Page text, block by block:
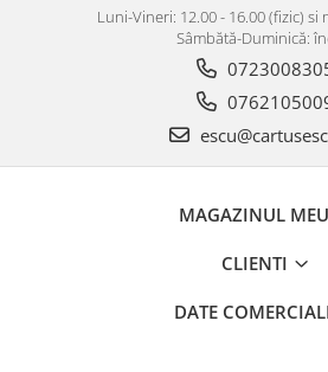
Luni-Vineri: 12.00 - 16.00 (fizic)
Sâmbătă-Duminică:
MAGAZINUL MEU
CLIENTI
DATE